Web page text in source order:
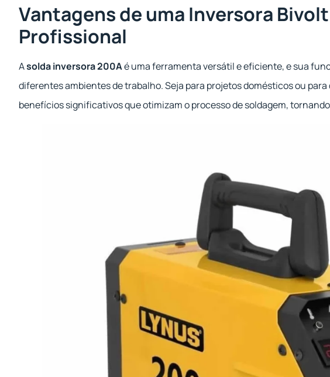
Vantagens de uma Inversora
Profissional
Asolda inversora 200Aé uma ferramenta versátil e eficiente, e sua
diferentes ambientes de trabalho. Seja para projetos domésticos ou
benefícios significativos que otimizam o processo de soldagem,